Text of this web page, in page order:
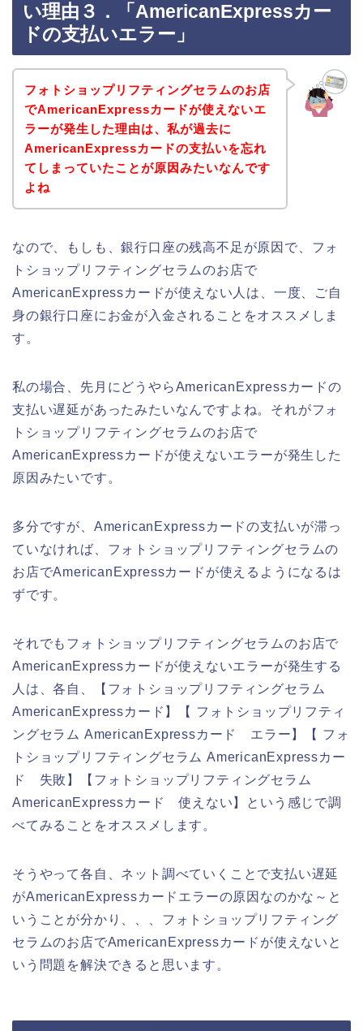
い理由３．「AmericanExpressカー
ドの支払いエラー」
フォトショップリフティングセラムのお店
でAmericanExpressカードが使えないエ
ラーが発生した理由は、私が過去に
AmericanExpressカードの支払いを忘れ
てしまっていたことが原因みたいなんです
よね
なので、もしも、銀行口座の残高不足が原因で、フォ
トショップリフティングセラムのお店で
AmericanExpressカードが使えない人は、一度、ご自
身の銀行口座にお金が入金されることをオススメしま
す。
私の場合、先月にどうやらAmericanExpressカードの
支払い遅延があったみたいなんですよね。それがフォ
トショップリフティングセラムのお店で
AmericanExpressカードが使えないエラーが発生した
原因みたいです。
多分ですが、AmericanExpressカードの支払いが滞っ
ていなければ、フォトショップリフティングセラムの
お店でAmericanExpressカードが使えるようになるは
ずです。
それでもフォトショップリフティングセラムのお店で
AmericanExpressカードが使えないエラーが発生する
人は、各自、【フォトショップリフティングセラム
AmericanExpressカード】【 フォトショップリフティ
ングセラム AmericanExpressカード エラー】【 フォ
トショップリフティングセラム AmericanExpressカー
ド 失敗】【フォトショップリフティングセラム
AmericanExpressカード 使えない】という感じで調
べてみることをオススメします。
そうやって各自、ネット調べていくことで支払い遅延
がAmericanExpressカードエラーの原因なのかな～と
いうことが分かり、、、フォトショップリフティング
セラムのお店でAmericanExpressカードが使えないと
いう問題を解決できると思います。